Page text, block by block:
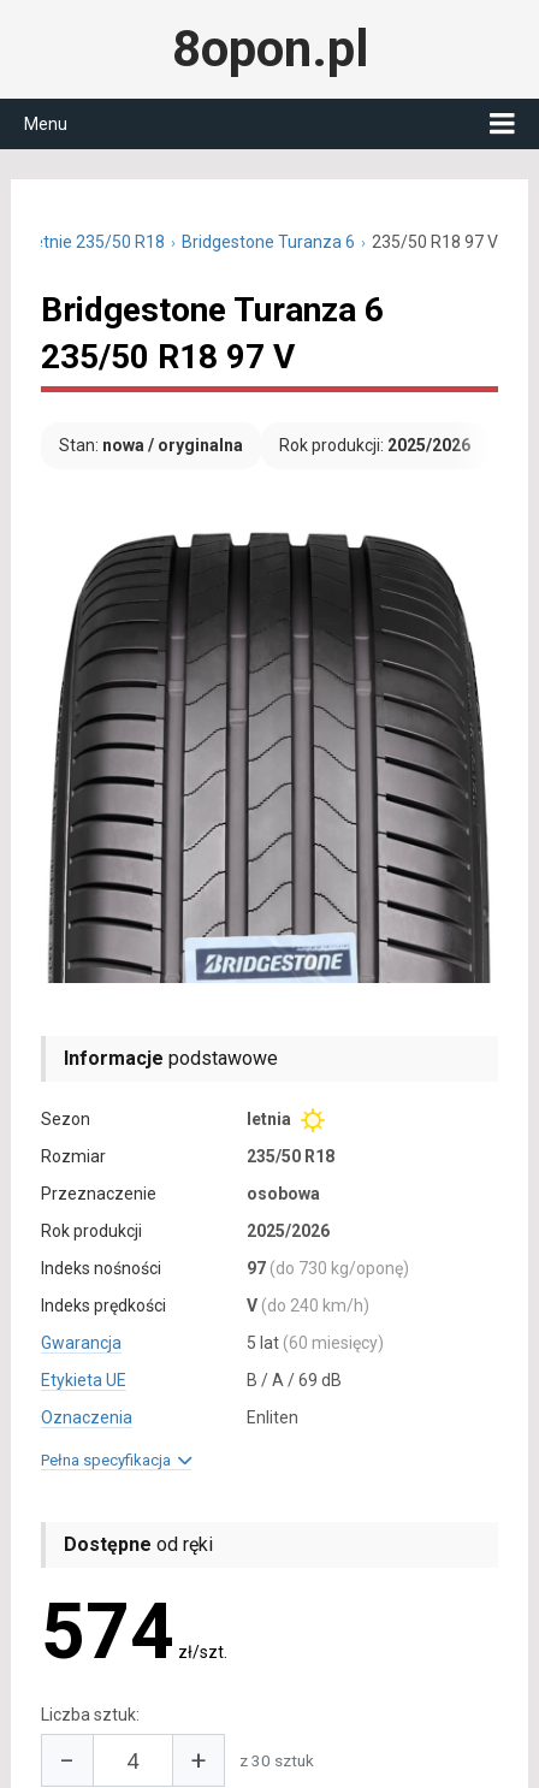
8opon.pl
Menu
letnie 235/50 R18 Bridgestone Turanza 6 235/50 R18 97 V
Bridgestone Turanza 6
235/50 R18 97 V
Stan: nowa / oryginalna Rok produkcji: 2025/2026
Informacje podstawowe
Sezon
letnia
Rozmiar
235/50 R18
Przeznaczenie
osobowa
Rok produkcji
2025/2026
Indeks nośności
97 (do 730 kg/oponę)
Indeks prędkości
V (do 240 km/h)
Gwarancja
5 lat (60 miesięcy)
Etykieta UE
B / A / 69 dB
Oznaczenia
Enliten
Pełna specyfikacja
Dostępne od ręki
574 zł/szt.
Liczba sztuk:
− + z 30 sztuk